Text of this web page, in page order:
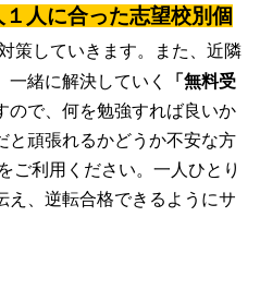
人に合った志望校別個
策していきます。また、近隣
緒に解決していく
「無料受
ので、何を勉強すれば良いか
と頑張れるかどうか不安な方
をご利用ください。一人ひとり
え、逆転合格できるようにサ